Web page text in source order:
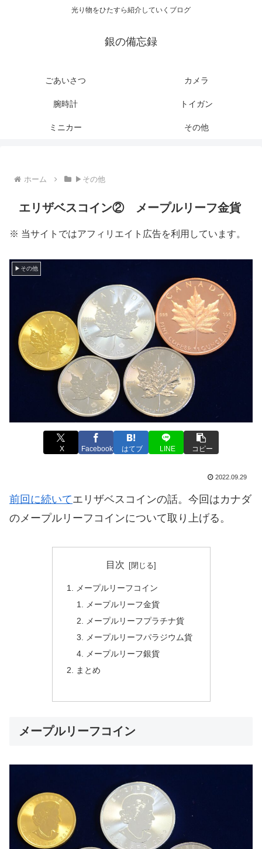
光り物をひたすら紹介していくブログ
銀の備忘録
ごあいさつ カメラ
腕時計 トイガン
ミニカー その他
ホーム ▶その他
エリザベスコイン② メープルリーフ金貨
※ 当サイトではアフィリエイト広告を利用しています。
▶その他
X Facebook はてブ LINE コピー
2022.09.29
前回に続いてエリザベスコインの話。今回はカナダ
のメープルリーフコインについて取り上げる。
目次
メープルリーフコイン
メープルリーフ金貨
メープルリーフプラチナ貨
メープルリーフパラジウム貨
メープルリーフ銀貨
まとめ
メープルリーフコイン